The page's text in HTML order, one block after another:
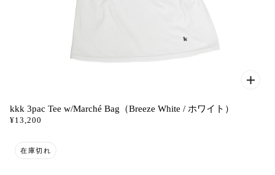
kkk 3pac Tee w/Marché Bag（Breeze White / ホワイト）
¥13,200
在庫切れ